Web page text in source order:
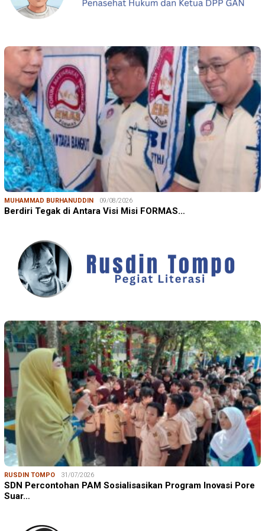
MUHAMMAD BURHANUDDIN 09/08/2026
Berdiri Tegak di Antara Visi Misi FORMAS…
RUSDIN TOMPO 31/07/2026
SDN Percontohan PAM Sosialisasikan Program Inovasi Pore
Suar…